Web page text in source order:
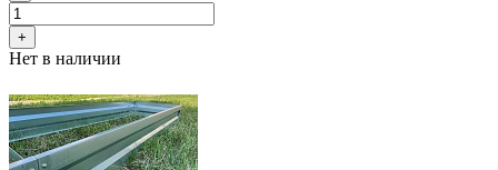
+
Нет в наличии